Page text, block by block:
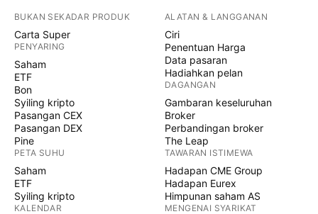
BUKAN SEKADAR PRODUK
Carta Super
PENYARING
Saham
ETF
Bon
Syiling kripto
Pasangan CEX
Pasangan DEX
Pine
PETA SUHU
Saham
ETF
Syiling kripto
KALENDAR
ALATAN & LANGGANAN
Ciri
Penentuan Harga
Data pasaran
Hadiahkan pelan
DAGANGAN
Gambaran keseluruhan
Broker
Perbandingan broker
The Leap
TAWARAN ISTIMEWA
Hadapan CME Group
Hadapan Eurex
Himpunan saham AS
MENGENAI SYARIKAT